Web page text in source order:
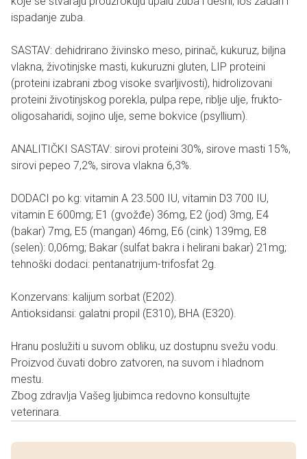
ispadanje zuba.
SASTAV: dehidrirano živinsko meso, pirinač, kukuruz, biljna
vlakna, životinjske masti, kukuruzni gluten, LIP proteini
(proteini izabrani zbog visoke svarljivosti), hidrolizovani
proteini životinjskog porekla, pulpa repe, riblje ulje, frukto-
oligosaharidi, sojino ulje, seme bokvice (psyllium).
ANALITIČKI SASTAV: sirovi proteini 30%, sirove masti 15%,
sirovi pepeo 7,2%, sirova vlakna 6,3%.
DODACI po kg: vitamin A 23.500 IU, vitamin D3 700 IU,
vitamin E 600mg; E1 (gvožđe) 36mg, E2 (jod) 3mg, E4
(bakar) 7mg, E5 (mangan) 46mg, E6 (cink) 139mg, E8
(selen): 0,06mg; Bakar (sulfat bakra i helirani bakar) 21mg;
tehnoški dodaci: pentanatrijum-trifosfat 2g.
Konzervans: kalijum sorbat (E202).
Antioksidansi: galatni propil (E310), BHA (E320).
Hranu poslužiti u suvom obliku, uz dostupnu svežu vodu.
Proizvod čuvati dobro zatvoren, na suvom i hladnom
mestu.
Zbog zdravlja Vašeg ljubimca redovno konsultujte
veterinara.